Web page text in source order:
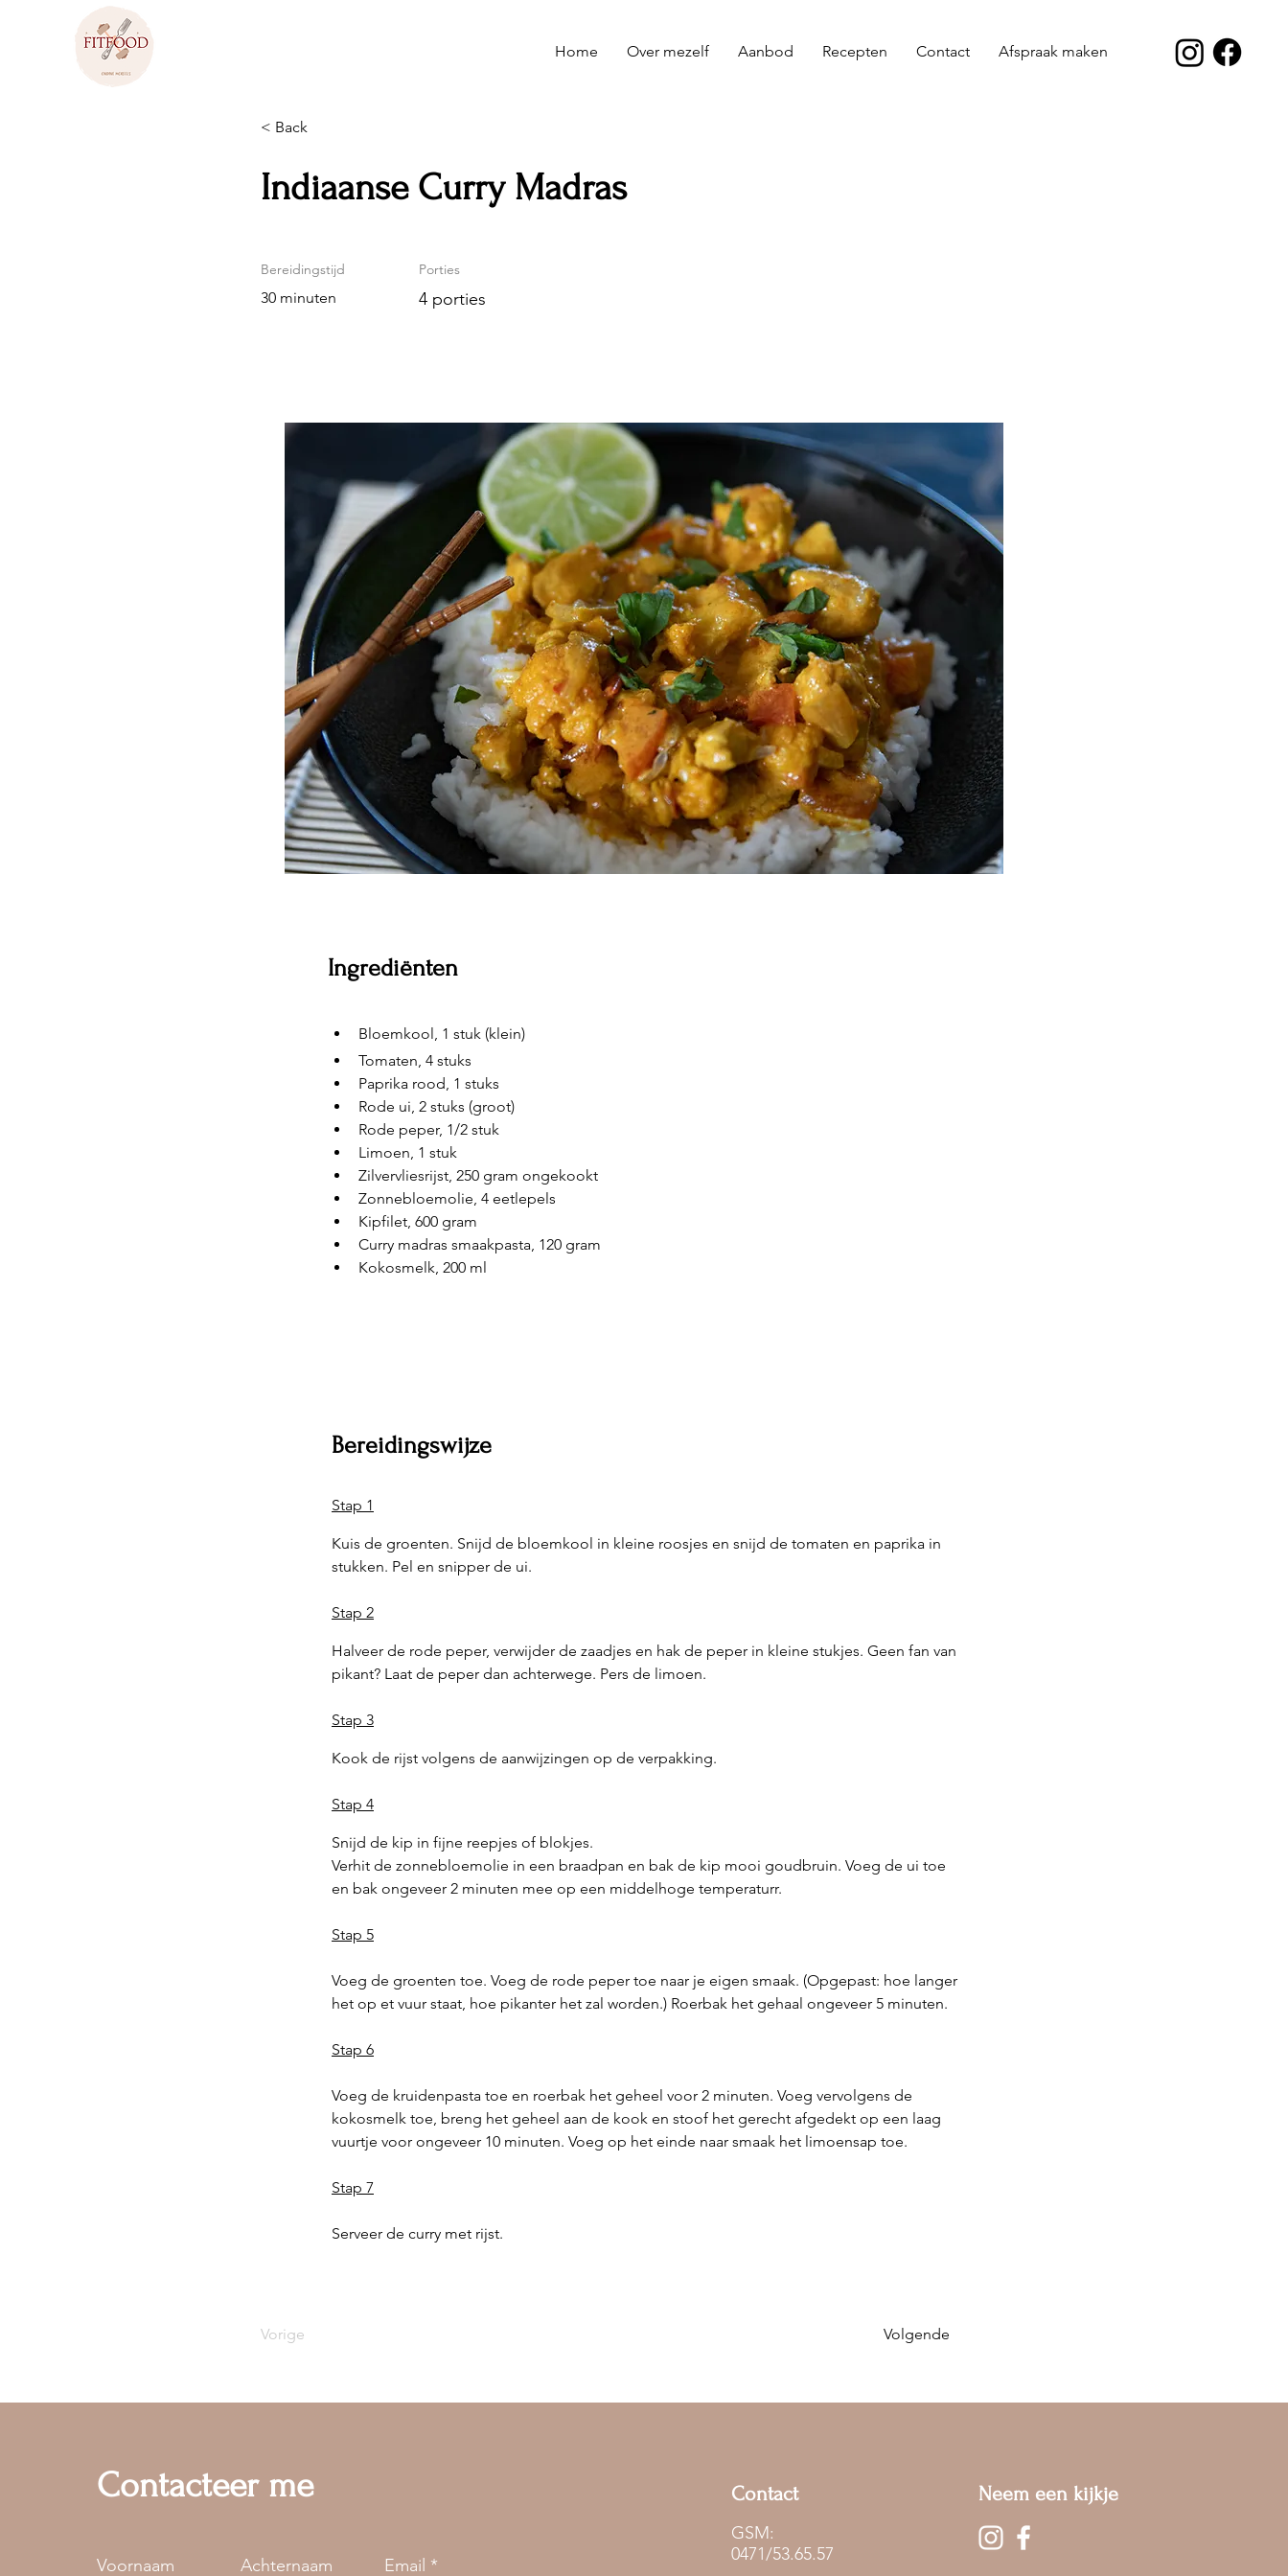
Home Over mezelf Aanbod Recepten Contact Afspraak maken
< Back
Indiaanse Curry Madras
Bereidingstijd
30 minuten
Porties
4 porties
Ingrediënten
Bloemkool, 1 stuk (klein)
Tomaten, 4 stuks
Paprika rood, 1 stuks
Rode ui, 2 stuks (groot)
Rode peper, 1/2 stuk
Limoen, 1 stuk
Zilvervliesrijst, 250 gram ongekookt
Zonnebloemolie, 4 eetlepels
Kipfilet, 600 gram
Curry madras smaakpasta, 120 gram
Kokosmelk, 200 ml
Bereidingswijze
Stap 1
Kuis de groenten. Snijd de bloemkool in kleine roosjes en snijd de tomaten en paprika in
stukken. Pel en snipper de ui.
Stap 2
Halveer de rode peper, verwijder de zaadjes en hak de peper in kleine stukjes. Geen fan van
pikant? Laat de peper dan achterwege. Pers de limoen.
Stap 3
Kook de rijst volgens de aanwijzingen op de verpakking.
Stap 4
Snijd de kip in fijne reepjes of blokjes.
Verhit de zonnebloemolie in een braadpan en bak de kip mooi goudbruin. Voeg de ui toe
en bak ongeveer 2 minuten mee op een middelhoge temperaturr.
Stap 5
Voeg de groenten toe. Voeg de rode peper toe naar je eigen smaak. (Opgepast: hoe langer
het op et vuur staat, hoe pikanter het zal worden.) Roerbak het gehaal ongeveer 5 minuten.
Stap 6
Voeg de kruidenpasta toe en roerbak het geheel voor 2 minuten. Voeg vervolgens de
kokosmelk toe, breng het geheel aan de kook en stoof het gerecht afgedekt op een laag
vuurtje voor ongeveer 10 minuten. Voeg op het einde naar smaak het limoensap toe.
Stap 7
Serveer de curry met rijst.
Vorige Volgende
Contacteer me
Voornaam Achternaam Email
Contact
GSM:
0471/53.65.57
Neem een kijkje